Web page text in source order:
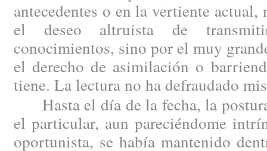
antecedentes o en la vertiente
el deseo altruista de
conocimientos, sino por el muy
el derecho de asimilación o
tiene. La lectura no ha defraudado
Hasta el día de la fecha, la
el particular, aun pareciéndome
oportunista, se había mantenido